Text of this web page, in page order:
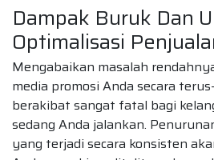
Dampak Buruk Dan
Optimalisasi
Mengabaikan masalah
media promosi Anda secara
berakibat sangat fatal bagi
sedang Anda jalankan.
yang terjadi secara konsisten